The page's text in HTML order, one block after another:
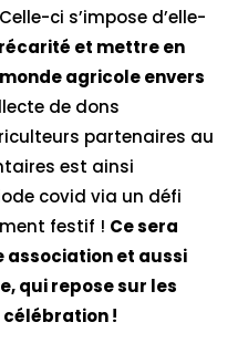
ci s’impose d’elle-
et mettre en
agricole envers
de dons
partenaires au
est ainsi
covid via un défi
festif ! Ce sera
association et aussi
qui repose sur les
!